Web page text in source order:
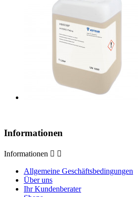
Informationen
Informationen  
Allgemeine Geschäftsbedingungen
Über uns
Ihr Kundenberater